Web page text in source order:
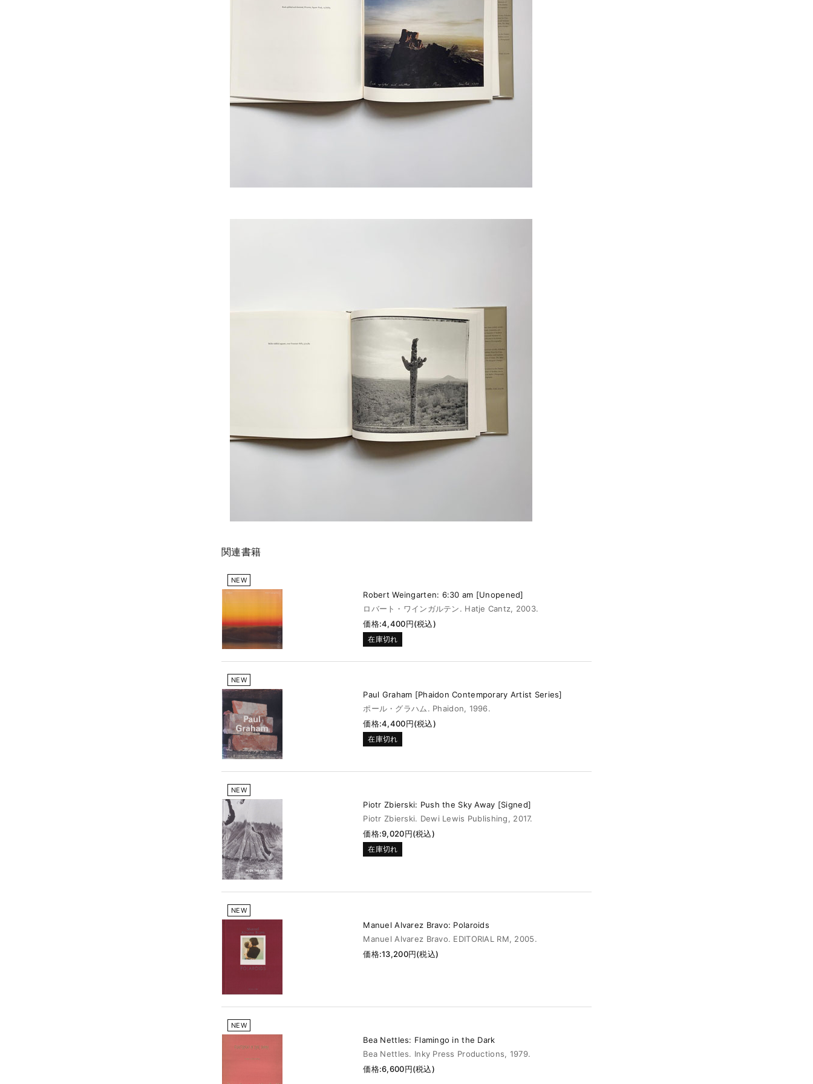
関連書籍
NEW
Robert Weingarten: 6:30 am [Unopened]
ロバート・ワインガルテン. Hatje Cantz, 2003.
価格:4,400円(税込)
在庫切れ
NEW
Paul Graham [Phaidon Contemporary Artist Series]
ポール・グラハム. Phaidon, 1996.
価格:4,400円(税込)
在庫切れ
NEW
Piotr Zbierski: Push the Sky Away [Signed]
Piotr Zbierski. Dewi Lewis Publishing, 2017.
価格:9,020円(税込)
在庫切れ
NEW
Manuel Alvarez Bravo: Polaroids
Manuel Alvarez Bravo. EDITORIAL RM, 2005.
価格:13,200円(税込)
NEW
Bea Nettles: Flamingo in the Dark
Bea Nettles. Inky Press Productions, 1979.
価格:6,600円(税込)